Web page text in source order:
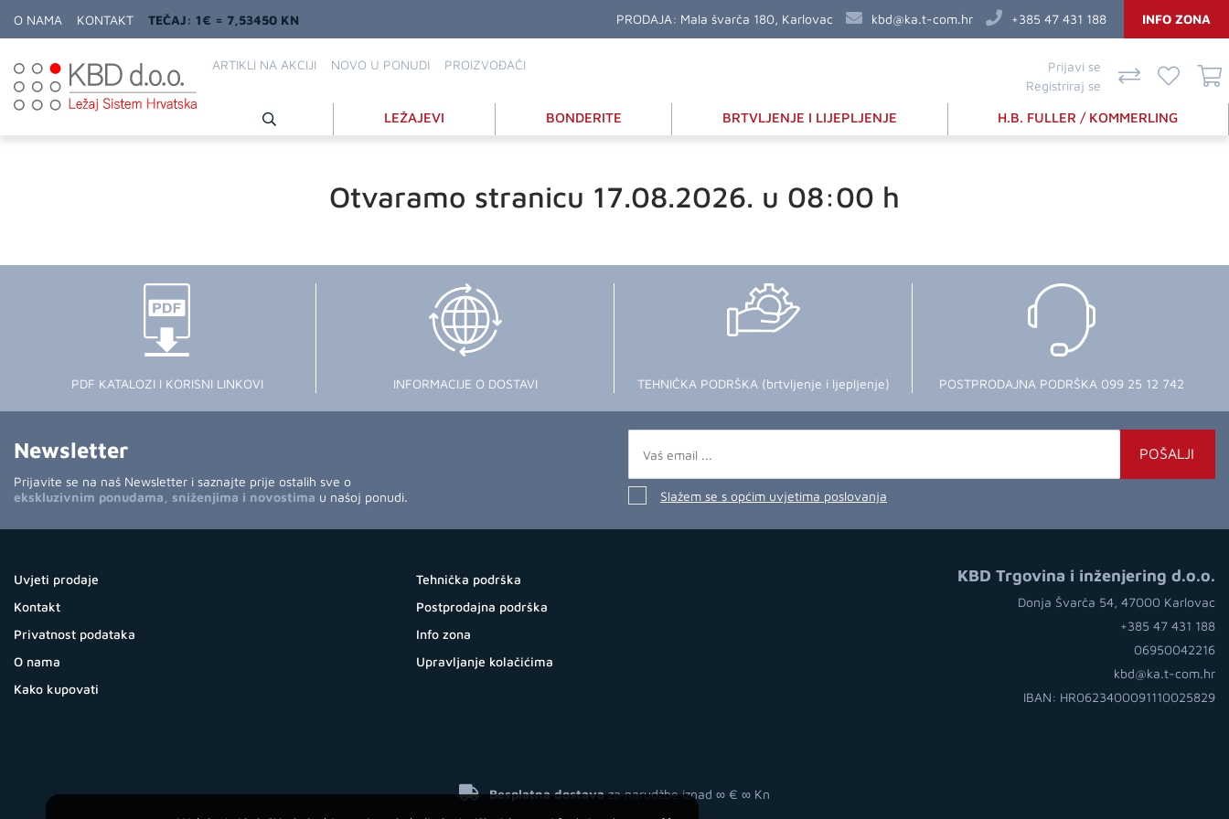
O NAMA KONTAKT TEČAJ: 1€ = 7,53450 KN PRODAJA: Mala švarča 180, Karlovac kbd@ka.t-com.hr +385 47 431 188 INFO ZONA
ARTIKLI NA AKCIJI NOVO U PONUDI PROIZVOĐAČI
Prijavi se
Registriraj se
LEŽAJEVI BONDERITE BRTVLJENJE I LIJEPLJENJE H.B. FULLER / KOMMERLING
Otvaramo stranicu 17.08.2026. u 08:00 h
PDF KATALOZI I KORISNI LINKOVI INFORMACIJE O DOSTAVI TEHNIČKA PODRŠKA (brtvljenje i ljepljenje) POSTPRODAJNA PODRŠKA 099 25 12 742
Newsletter
Prijavite se na naš Newsletter i saznajte prije ostalih sve o
ekskluzivnim ponudama, sniženjima i novostima u našoj ponudi.
POŠALJI
Slažem se s općim uvjetima poslovanja
Uvjeti prodaje
Kontakt
Privatnost podataka
O nama
Kako kupovati
Tehnička podrška
Postprodajna podrška
Info zona
Upravljanje kolačićima
KBD Trgovina i inženjering d.o.o.
Donja Švarča 54, 47000 Karlovac
+385 47 431 188
06950042216
kbd@ka.t-com.hr
IBAN: HR0623400091110025829
Besplatna dostavaza narudžbe iznad ∞ € ∞ Kn